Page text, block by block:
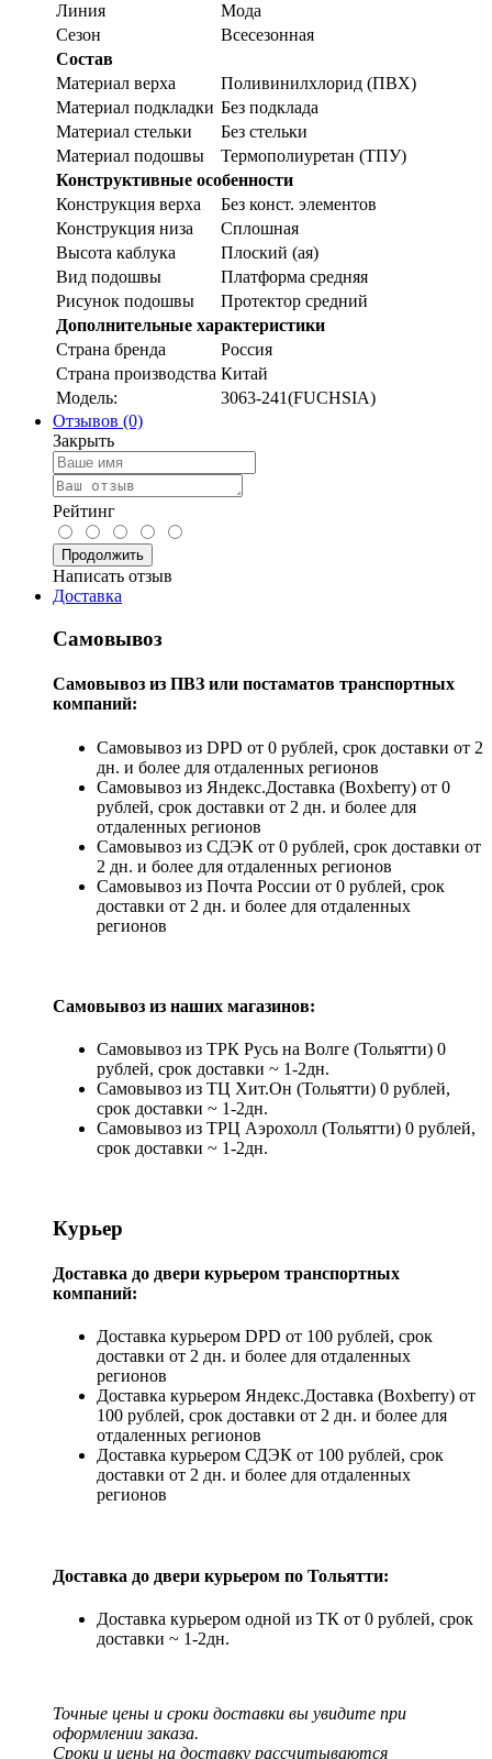
Линия
Мода
Сезон
Всесезонная
Состав
Материал верха
Поливинилхлорид (ПВХ)
Материал подкладки Без подклада
Материал стельки
Без стельки
Материал подошвы
Термополиуретан (ТПУ)
Конструктивные особенности
Конструкция верха
Без конст. элементов
Конструкция низа
Сплошная
Высота каблука
Плоский (ая)
Вид подошвы
Платформа средняя
Рисунок подошвы
Протектор средний
Дополнительные характеристики
Страна бренда
Россия
Страна производства Китай
Модель:
3063-241(FUCHSIA)
Отзывов (0)
Закрыть
Рейтинг
Продолжить
Написать отзыв
Доставка
Самовывоз
Самовывоз из ПВЗ или постаматов транспортных
компаний:
Самовывоз из DPD от 0 рублей, срок доставки от 2
дн. и более для отдаленных регионов
Самовывоз из Яндекс.Доставка (Boxberry) от 0
рублей, срок доставки от 2 дн. и более для
отдаленных регионов
Самовывоз из СДЭК от 0 рублей, срок доставки от
2 дн. и более для отдаленных регионов
Самовывоз из Почта России от 0 рублей, срок
доставки от 2 дн. и более для отдаленных
регионов
Самовывоз из наших магазинов:
Самовывоз из ТРК Русь на Волге (Тольятти) 0
рублей, срок доставки ~ 1-2дн.
Самовывоз из ТЦ Хит.Он (Тольятти) 0 рублей,
срок доставки ~ 1-2дн.
Самовывоз из ТРЦ Аэрохолл (Тольятти) 0 рублей,
срок доставки ~ 1-2дн.
Курьер
Доставка до двери курьером транспортных
компаний:
Доставка курьером DPD от 100 рублей, срок
доставки от 2 дн. и более для отдаленных
регионов
Доставка курьером Яндекс.Доставка (Boxberry) от
100 рублей, срок доставки от 2 дн. и более для
отдаленных регионов
Доставка курьером СДЭК от 100 рублей, срок
доставки от 2 дн. и более для отдаленных
регионов
Доставка до двери курьером по Тольятти:
Доставка курьером одной из ТК от 0 рублей, срок
доставки ~ 1-2дн.
Точные цены и сроки доставки вы увидите при
оформлении заказа.
Сроки и цены на доставку рассчитываются